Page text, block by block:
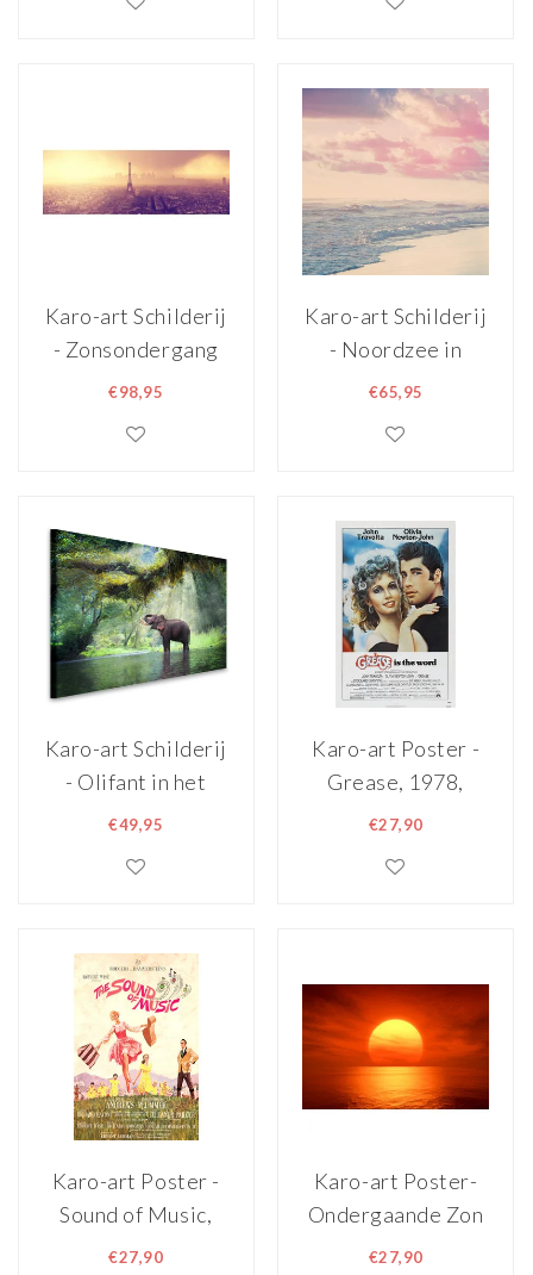
print
90x60cm
Karo-art Schilderij
- Zonsondergang
boven Parijs,
(wanddecoratie)
€98,95
Karo-art Schilderij
- Noordzee in
pastel kleuren,
maten , premium
€65,95
Karo-art Schilderij
- Olifant in het
water ,
zeer stevig
premium print,
Dieren, natuur
€49,95
Karo-art Poster -
Grease, 1978,
Originele
Premium Print,
€27,90
Karo-art Poster -
Sound of Music,
originele
€27,90
Karo-art Poster-
Ondergaande Zon
boven Zee,
€27,90